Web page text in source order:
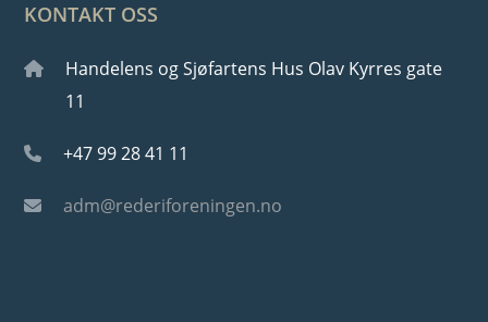
KONTAKT OSS
Handelens og Sjøfartens Hus Olav Kyrres gate
11
+47 99 28 41 11
adm@rederiforeningen.no